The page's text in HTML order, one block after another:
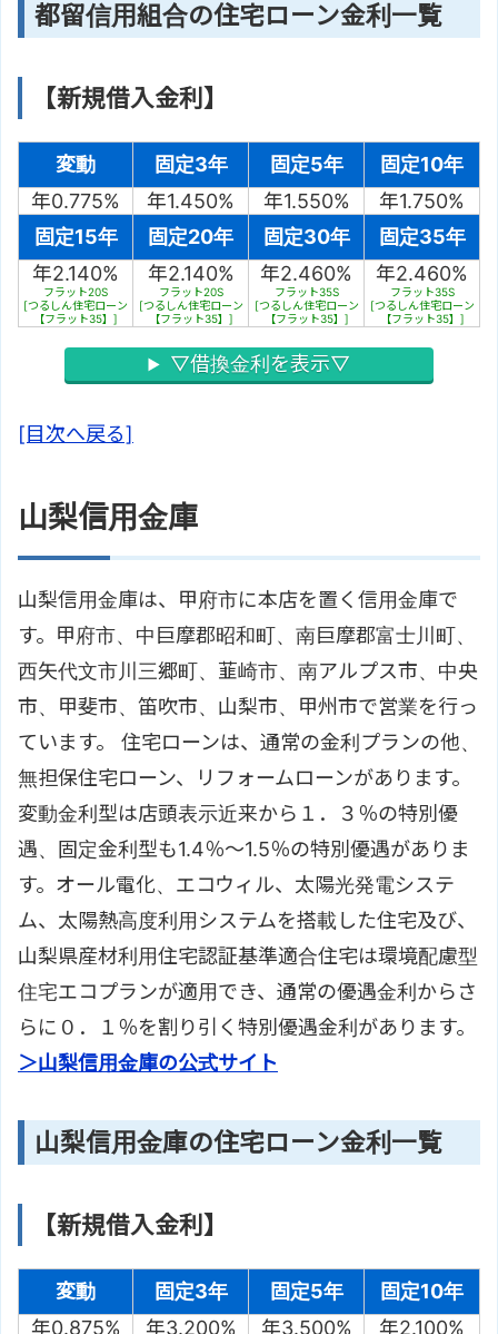
都留信用組合の住宅ローン金利一覧
【新規借入金利】
変動 固定3年 固定5年
固定10年
年0.775%
年1.450% 年1.550%
年1.750%
固定15年
固定20年 固定30年
固定35年
年2.140%
フラット20S
[つるしん住宅ローン
【フラット35】]
年2.140%
フラット20S
[つるしん住宅ローン
【フラット35】]
年2.460%
フラット35S
[つるしん住宅ローン
【フラット35】]
年2.460%
フラット35S
[つるしん住宅ローン
【フラット35】]
▽借換金利を表示▽
[目次へ戻る]
山梨信用金庫
山梨信用金庫は、甲府市に本店を置く信用金庫で
す。甲府市、中巨摩郡昭和町、南巨摩郡富士川町、
西矢代文市川三郷町、韮崎市、南アルプス市、中央
市、甲斐市、笛吹市、山梨市、甲州市で営業を行っ
ています。 住宅ローンは、通常の金利プランの他、
無担保住宅ローン、リフォームローンがあります。
変動金利型は店頭表示近来から１．３％の特別優
遇、固定金利型も1.4％～1.5％の特別優遇がありま
す。オール電化、エコウィル、太陽光発電システ
ム、太陽熱高度利用システムを搭載した住宅及び、
山梨県産材利用住宅認証基準適合住宅は環境配慮型
住宅エコプランが適用でき、通常の優遇金利からさ
らに０．１％を割り引く特別優遇金利があります。
＞山梨信用金庫の公式サイト
山梨信用金庫の住宅ローン金利一覧
【新規借入金利】
変動 固定3年 固定5年
固定10年
年0.875%
年3.200% 年3.500% 年2.100%